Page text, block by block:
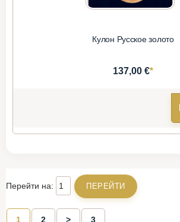
Кулон Русское золото
137,00 €*
Перейти на:
1 2 > 3